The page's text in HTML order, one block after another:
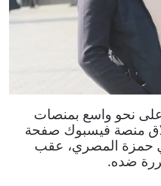
نحو واسع بمنصات
منصة فيسبوك صفحة
حمزة المصري، عقب
ضده.